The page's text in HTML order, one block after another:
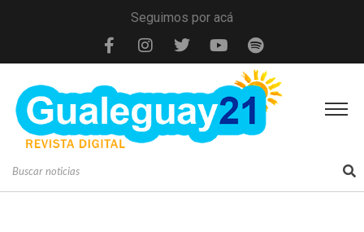
Seguimos por acá